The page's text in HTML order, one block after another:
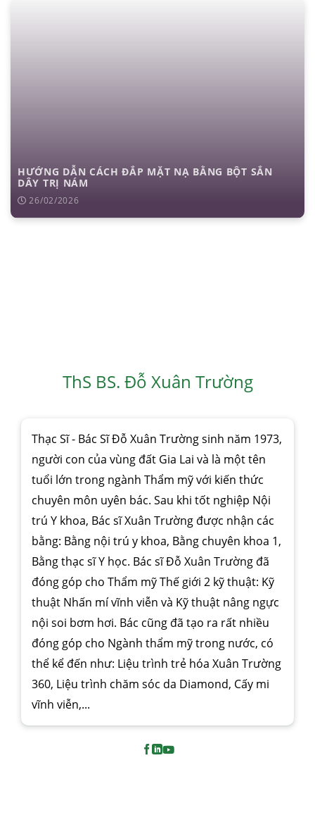
HƯỚNG DẪN CÁCH ĐẮP MẶT NẠ BẰNG BỘT SẮN
DÂY TRỊ NÁM
26/02/2026
ThS BS. Đỗ Xuân Trường
Thạc Sĩ - Bác Sĩ Đỗ Xuân Trường sinh năm 1973,
người con của vùng đất Gia Lai và là một tên
tuổi lớn trong ngành Thẩm mỹ với kiến thức
chuyên môn uyên bác. Sau khi tốt nghiệp Nội
trú Y khoa, Bác sĩ Xuân Trường được nhận các
bằng: Bằng nội trú y khoa, Bằng chuyên khoa 1,
Bằng thạc sĩ Y học. Bác sĩ Đỗ Xuân Trường đã
đóng góp cho Thẩm mỹ Thế giới 2 kỹ thuật: Kỹ
thuật Nhấn mí vĩnh viễn và Kỹ thuật nâng ngực
nội soi bơm hơi. Bác cũng đã tạo ra rất nhiều
đóng góp cho Ngành thẩm mỹ trong nước, có
thể kể đến như: Liệu trình trẻ hóa Xuân Trường
360, Liệu trình chăm sóc da Diamond, Cấy mi
vĩnh viễn,...